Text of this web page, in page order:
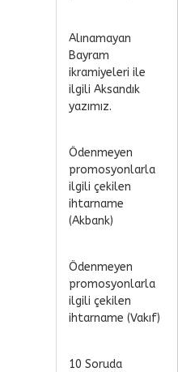
Alınamayan
Bayram
ikramiyeleri ile
ilgili Aksandık
yazımız.
Ödenmeyen
promosyonlarla
ilgili çekilen
ihtarname
(Akbank)
Ödenmeyen
promosyonlarla
ilgili çekilen
ihtarname (Vakıf)
10 Soruda